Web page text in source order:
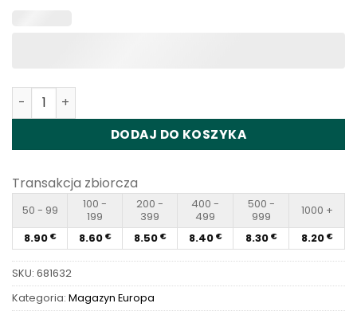
Ilość Happ Bar GR100K Pro Disposable Vape Wholesale
DODAJ DO KOSZYKA
Transakcja zbiorcza
50 - 99
100 -
199
200 -
399
400 -
499
500 -
999
1000 +
8.90 € 8.60 € 8.50 € 8.40 € 8.30 € 8.20 €
SKU: 681632
Kategoria: Magazyn Europa